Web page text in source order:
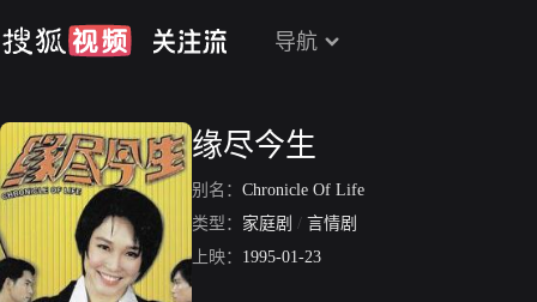
导航
缘尽今生
别名： Chronicle Of Life
类型： 家庭剧 / 言情剧
上映： 1995-01-23